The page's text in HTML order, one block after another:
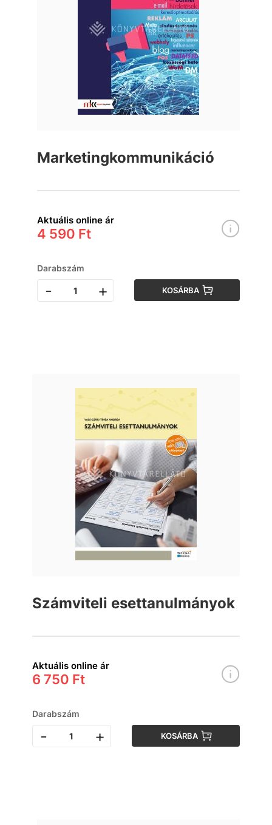
Marketingkommunikáció
Aktuális online ár
4 590 Ft
Darabszám
- + KOSÁRBA
Számviteli esettanulmányok
Aktuális online ár
6 750 Ft
Darabszám
- + KOSÁRBA